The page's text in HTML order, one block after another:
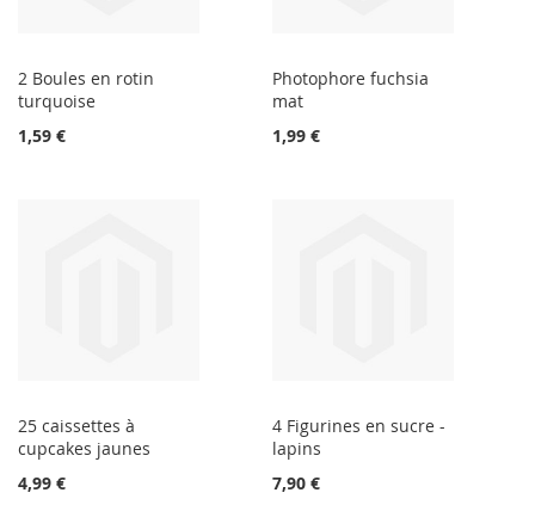
2 Boules en rotin
turquoise
1,59 €
Photophore fuchsia
mat
1,99 €
25 caissettes à
cupcakes jaunes
4,99 €
4 Figurines en sucre -
lapins
7,90 €